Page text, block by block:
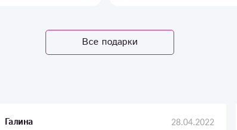
Все подарки
Галина 28.04.2022